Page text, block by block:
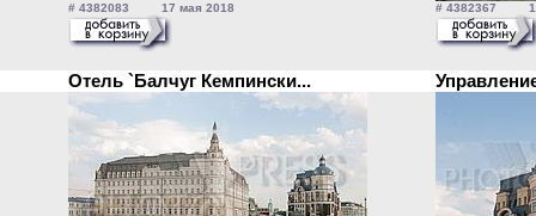
# 4382083 17 мая 2018 # 4382367 17
Отель `Балчуг Кемпински...